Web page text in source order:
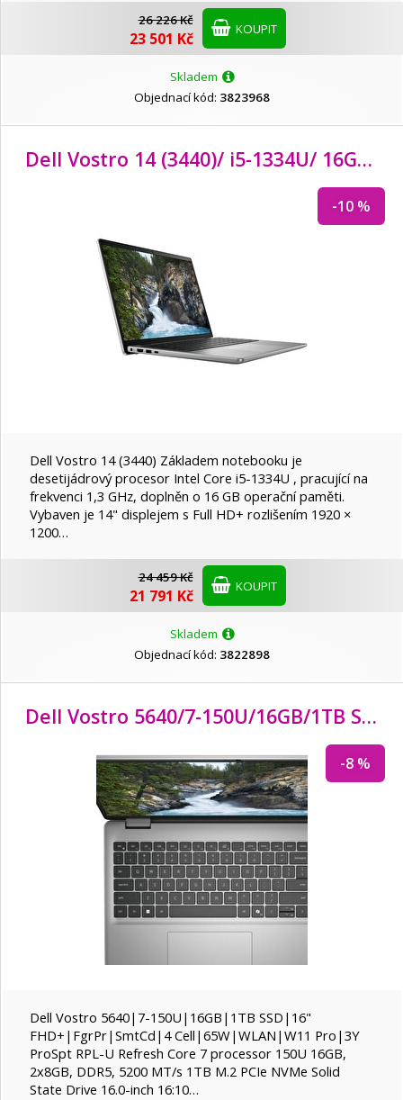
26 226 Kč
23 501 Kč KOUPIT
Skladem
Objednací kód: 3823968
Dell Vostro 14 (3440)/ i5-1334U/ 16GB/ 512GB SSD/ 14" FHD
-10 %
Dell Vostro 14 (3440) Základem notebooku je
desetijádrový procesor Intel Core i5-1334U , pracující na
frekvenci 1,3 GHz, doplněn o 16 GB operační paměti.
Vybaven je 14" displejem s Full HD+ rozlišením 1920 ×
1200…
24 459 Kč
21 791 Kč KOUPIT
Skladem
Objednací kód: 3822898
Dell Vostro 5640/7-150U/16GB/1TB SSD/
-8 %
Dell Vostro 5640|7-150U|16GB|1TB SSD|16"
FHD+|FgrPr|SmtCd|4 Cell|65W|WLAN|W11 Pro|3Y
ProSpt RPL-U Refresh Core 7 processor 150U 16GB,
2x8GB, DDR5, 5200 MT/s 1TB M.2 PCIe NVMe Solid
State Drive 16.0-inch 16:10…